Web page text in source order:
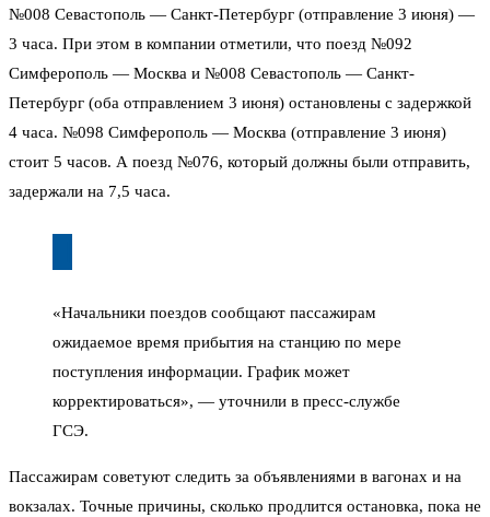
№008 Севастополь — Санкт-Петербург (отправление 3 июня) —
3 часа. При этом в компании отметили, что поезд №092
Симферополь — Москва и №008 Севастополь — Санкт-
Петербург (оба отправлением 3 июня) остановлены с задержкой
4 часа. №098 Симферополь — Москва (отправление 3 июня)
стоит 5 часов. А поезд №076, который должны были отправить,
задержали на 7,5 часа.
«Начальники поездов сообщают пассажирам
ожидаемое время прибытия на станцию по мере
поступления информации. График может
корректироваться», — уточнили в пресс-службе
ГСЭ.
Пассажирам советуют следить за объявлениями в вагонах и на
вокзалах. Точные причины, сколько продлится остановка, пока не